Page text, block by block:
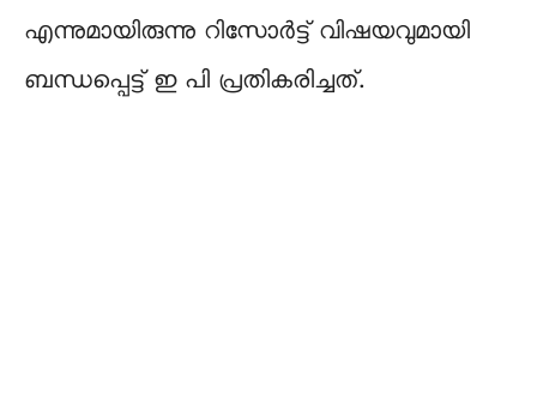
എന്നുമായിരുന്നു റിസോർട്ട് വിഷയവുമായി
ബന്ധപ്പെട്ട് ഇ പി പ്രതികരിച്ചത്.